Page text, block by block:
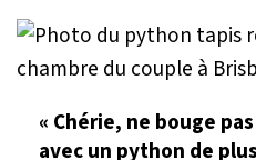
« Chérie, ne bouge
avec un python de